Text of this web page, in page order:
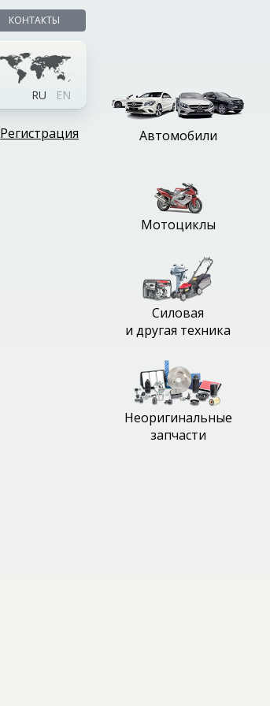
КОНТАКТЫ
RU EN
Регистрация Автомобили
Мотоциклы
Силовая
и другая техника
Неоригинальные
запчасти